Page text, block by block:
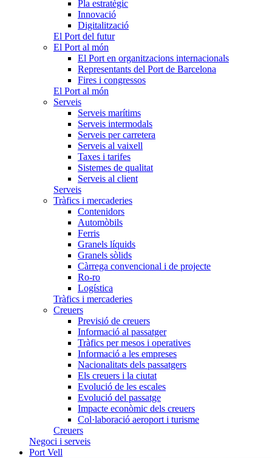
Pla estratègic
Innovació
Digitalització
El Port del futur
El Port al món
El Port en organitzacions internacionals
Representants del Port de Barcelona
Fires i congressos
El Port al món
Serveis
Serveis marítims
Serveis intermodals
Serveis per carretera
Serveis al vaixell
Taxes i tarifes
Sistemes de qualitat
Serveis al client
Serveis
Tràfics i mercaderies
Contenidors
Automòbils
Ferris
Granels líquids
Granels sòlids
Càrrega convencional i de projecte
Ro-ro
Logística
Tràfics i mercaderies
Creuers
Previsió de creuers
Informació al passatger
Tràfics per mesos i operatives
Informació a les empreses
Nacionalitats dels passatgers
Els creuers i la ciutat
Evolució de les escales
Evolució del passatge
Impacte econòmic dels creuers
Col·laboració aeroport i turisme
Creuers
Negoci i serveis
Port Vell